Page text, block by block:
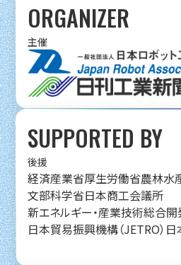
ORGANIZER
主催
SUPPORTED BY
後援
経済産業省厚生労働省農林水
文部科学省日本商工会議所
新エネルギー・産業技術総合開
日本貿易振興機構（JETRO） 日